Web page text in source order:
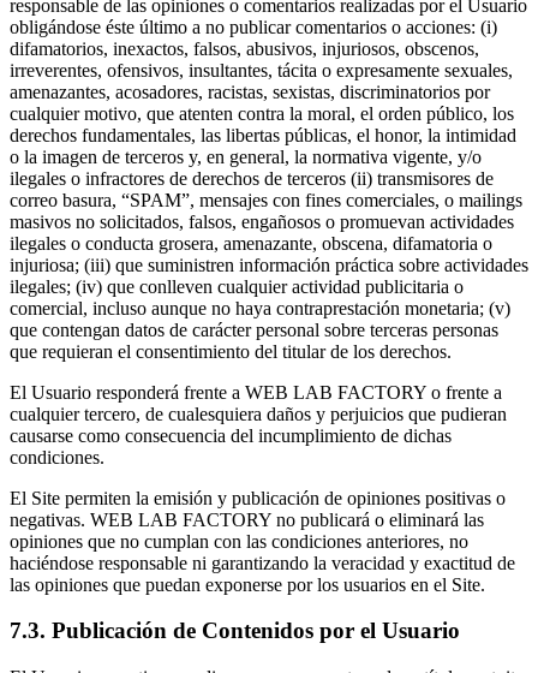
responsable de las opiniones o comentarios realizadas por el Usuario
obligándose éste último a no publicar comentarios o acciones: (i)
difamatorios, inexactos, falsos, abusivos, injuriosos, obscenos,
irreverentes, ofensivos, insultantes, tácita o expresamente sexuales,
amenazantes, acosadores, racistas, sexistas, discriminatorios por
cualquier motivo, que atenten contra la moral, el orden público, los
derechos fundamentales, las libertas públicas, el honor, la intimidad
o la imagen de terceros y, en general, la normativa vigente, y/o
ilegales o infractores de derechos de terceros (ii) transmisores de
correo basura, “SPAM”, mensajes con fines comerciales, o mailings
masivos no solicitados, falsos, engañosos o promuevan actividades
ilegales o conducta grosera, amenazante, obscena, difamatoria o
injuriosa; (iii) que suministren información práctica sobre actividades
ilegales; (iv) que conlleven cualquier actividad publicitaria o
comercial, incluso aunque no haya contraprestación monetaria; (v)
que contengan datos de carácter personal sobre terceras personas
que requieran el consentimiento del titular de los derechos.
El Usuario responderá frente a WEB LAB FACTORY o frente a
cualquier tercero, de cualesquiera daños y perjuicios que pudieran
causarse como consecuencia del incumplimiento de dichas
condiciones.
El Site permiten la emisión y publicación de opiniones positivas o
negativas. WEB LAB FACTORY no publicará o eliminará las
opiniones que no cumplan con las condiciones anteriores, no
haciéndose responsable ni garantizando la veracidad y exactitud de
las opiniones que puedan exponerse por los usuarios en el Site.
7.3. Publicación de Contenidos por el Usuario